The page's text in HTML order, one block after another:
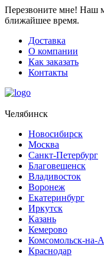
Перезвоните мне! Наш
ближайшее время.
Доставка
О компании
Как заказать
Контакты
Челябинск
Новосибирск
Москва
Санкт-Петербург
Благовещенск
Владивосток
Воронеж
Екатеринбург
Иркутск
Казань
Кемерово
Комсомольск-на-
Краснодар